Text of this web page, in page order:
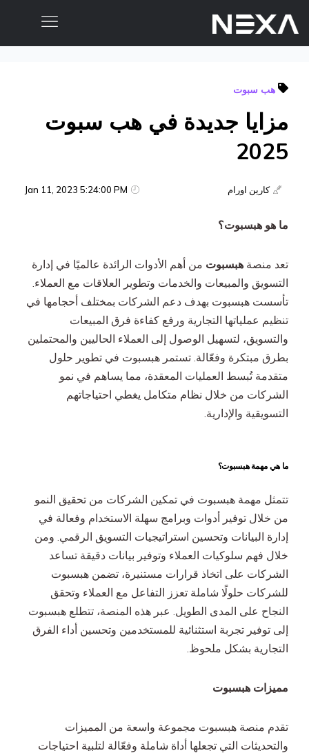
من نحن
المدونات
التسويق عبر وسائل التواصل الاجتماعي
تحسين محركات البحث والتسويق بطريقة الدفع لكل نقرة
هب سبوت
مزايا جديدة في هب سبوت
2025
كارين اورام Jan 11, 2023 5:24:00 PM
ما هو هبسبوت؟
تعد منصة هبسبوت من أهم الأدوات الرائدة عالميًا في إدارة
التسويق والمبيعات والخدمات وتطوير العلاقات مع العملاء.
تأسست هبسبوت بهدف دعم الشركات بمختلف أحجامها في
تنظيم عملياتها التجارية ورفع كفاءة فرق المبيعات
والتسويق، لتسهيل الوصول إلى العملاء الحاليين والمحتملين
بطرق مبتكرة وفعّالة. تستمر هبسبوت في تطوير حلول
متقدمة تُبسط العمليات المعقدة، مما يساهم في نمو
الشركات من خلال نظام متكامل يغطي احتياجاتهم
التسويقية والإدارية.
ما هي مهمة هبسبوت؟
تتمثل مهمة هبسبوت في تمكين الشركات من تحقيق النمو
من خلال توفير أدوات وبرامج سهلة الاستخدام وفعالة في
إدارة البيانات وتحسين استراتيجيات التسويق الرقمي. ومن
خلال فهم سلوكيات العملاء وتوفير بيانات دقيقة تساعد
الشركات على اتخاذ قرارات مستنيرة، تضمن هبسبوت
للشركات حلولًا شاملة تعزز التفاعل مع العملاء وتحقق
النجاح على المدى الطويل. عبر هذه المنصة، تتطلع هبسبوت
إلى توفير تجربة استثنائية للمستخدمين وتحسين أداء الفرق
التجارية بشكل ملحوظ.
مميزات هبسبوت
تقدم منصة هبسبوت مجموعة واسعة من المميزات
والتحديثات التي تجعلها أداة شاملة وفعّالة لتلبية احتياجات